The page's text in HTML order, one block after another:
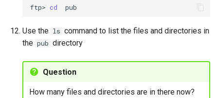
ftp> cd
Use the ls command to list the files and directories in
the pub directory
Question
How many files and directories are in there now?